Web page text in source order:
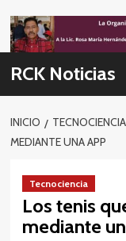
to
content
RCK Noticias
INICIO TECNOCIENCIA
MEDIANTE UNA APP
Tecnociencia
Los tenis
mediante